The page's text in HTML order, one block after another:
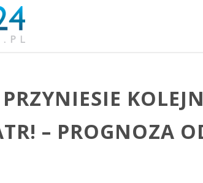
– PROGNOZA